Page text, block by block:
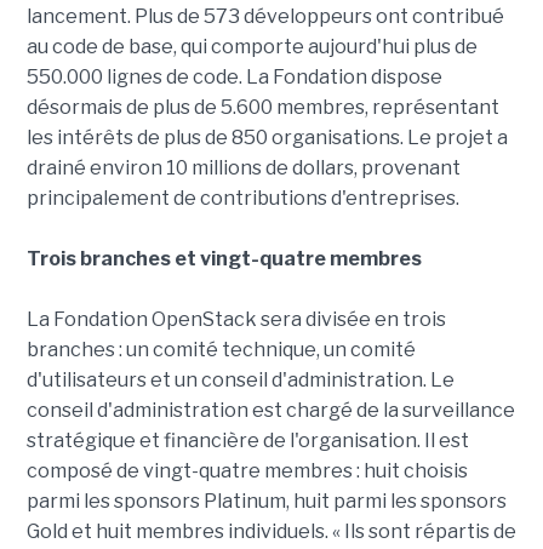
lancement. Plus de 573 développeurs ont contribué
au code de base, qui comporte aujourd'hui plus de
550.000 lignes de code. La Fondation dispose
désormais de plus de 5.600 membres, représentant
les intérêts de plus de 850 organisations. Le projet a
drainé environ 10 millions de dollars, provenant
principalement de contributions d'entreprises.
Trois branches et vingt-quatre membres
La Fondation OpenStack sera divisée en trois
branches : un comité technique, un comité
d'utilisateurs et un conseil d'administration. Le
conseil d'administration est chargé de la surveillance
stratégique et financière de l'organisation. Il est
composé de vingt-quatre membres : huit choisis
parmi les sponsors Platinum, huit parmi les sponsors
Gold et huit membres individuels. « Ils sont répartis de